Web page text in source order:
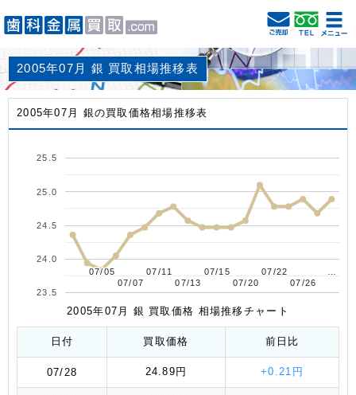
2005年07月 銀 買取相場推移表
2005年07月 銀の買取価格相場推移表
07/05
07/05
07/07
07/07
07/11
07/11
07/13
07/13
07/15
07/15
07/20
07/20
07/22
07/22
07/26
07/26
23.5
24.0
24.5
25.0
25.5
2005年07月 銀 買取価格 相場推移チャート
日付 買取価格 前日比
07/28 24.89円 +0.21円